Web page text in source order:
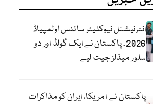
انٹرنیشنل نیوکلیئر سائنس اولمپیاڈ
2026، پاکستان نے ایک گولڈ اور دو
سلور میڈلز جیت لیے
پاکستان نے امریکا، ایران کو مذاکرات